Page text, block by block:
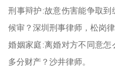
刑事辩护:故意伤害能争取
候审？深圳刑事律师，松岗律
婚姻家庭:离婚对方不同意
多分财产？沙井律师。